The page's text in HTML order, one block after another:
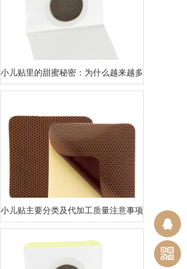
小儿贴里的甜蜜秘密：为什么越来越多代加工选
小儿贴主要分类及代加工质量注意事项